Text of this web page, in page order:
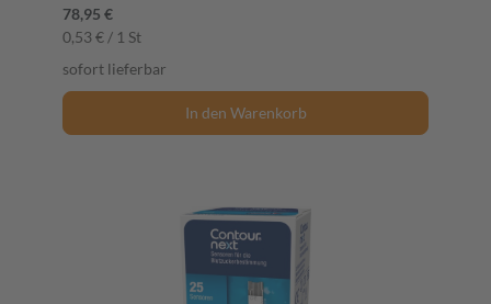
78,95 €
0,53 € / 1 St
sofort lieferbar
In den Warenkorb